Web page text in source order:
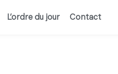
L’ordre du jour Contact